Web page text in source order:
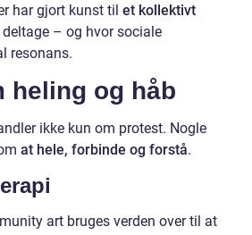
har gjort kunst til et kollektivt
deltage – og hvor sociale
resonans.
heling og håb
ikke kun om protest. Nogle
at hele, forbinde og forstå.
art bruges verden over til at